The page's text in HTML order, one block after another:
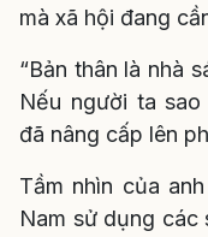
mà xã hội đang
“Bản thân là nhà
Nếu người ta
đã nâng cấp lên
Tầm nhìn của
Nam sử dụng các